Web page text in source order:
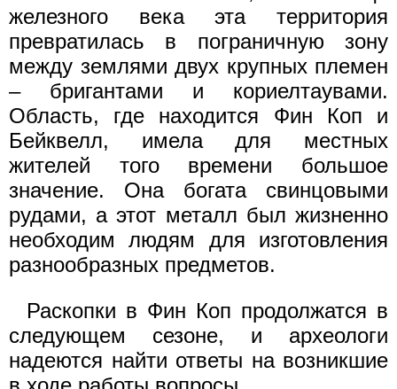
железного века эта территория
превратилась в пограничную зону
между землями двух крупных племен
– бригантами и кориелтаувами.
Область, где находится Фин Коп и
Бейквелл, имела для местных
жителей того времени большое
значение. Она богата свинцовыми
рудами, а этот металл был жизненно
необходим людям для изготовления
разнообразных предметов.
Раскопки в Фин Коп продолжатся в
следующем сезоне, и археологи
надеются найти ответы на возникшие